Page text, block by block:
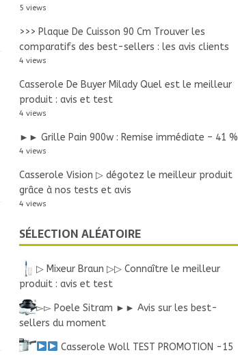
5 views
>>> Plaque De Cuisson 90 Cm Trouver les
comparatifs des best-sellers : les avis clients
4 views
Casserole De Buyer Milady Quel est le meilleur
produit : avis et test
4 views
►► Grille Pain 900w : Remise immédiate – 41 %
4 views
Casserole Vision ▷ dégotez le meilleur produit
grâce à nos tests et avis
4 views
SÉLECTION ALÉATOIRE
▷ Mixeur Braun ▷▷ Connaître le meilleur
produit : avis et test
▻▻ Poele Sitram ►► Avis sur les best-
sellers du moment
Casserole Woll TEST PROMOTION -15